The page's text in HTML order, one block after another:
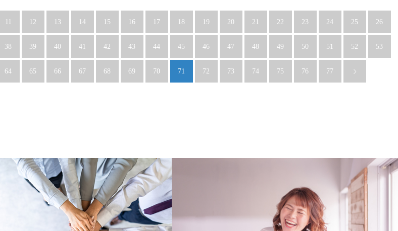
11 12 13 14 15 16 17 18 19 20 21 22 23 24 25 26
38 39 40 41 42 43 44 45 46 47 48 49 50 51 52 53
64 65 66 67 68 69 70 71 72 73 74 75 76 77